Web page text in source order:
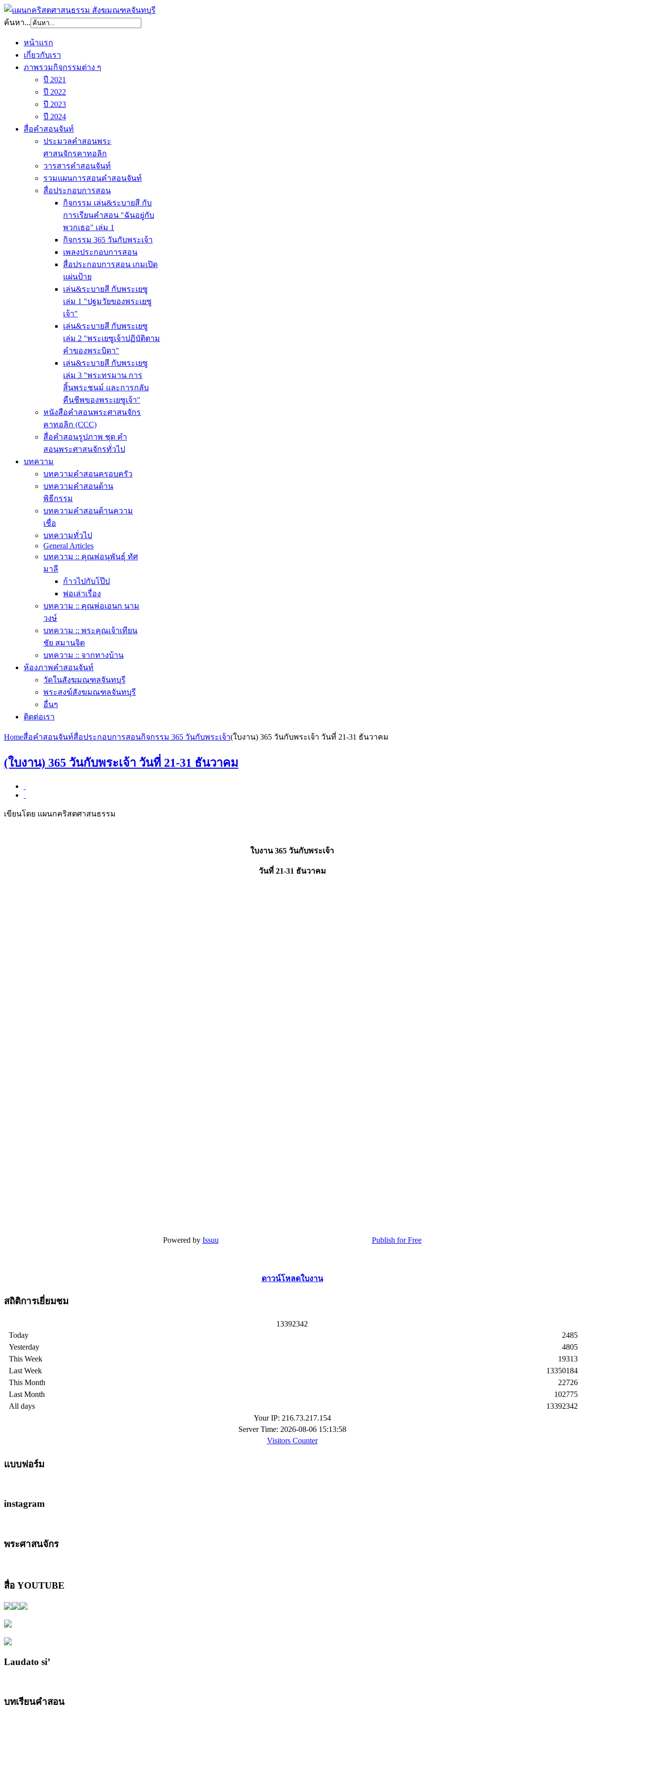
ค้นหา...
หน้าแรก
เกี่ยวกับเรา
ภาพรวมกิจกรรมต่าง ๆ
ปี 2021
ปี 2022
ปี 2023
ปี 2024
สื่อคำสอนจันท์
ประมวลคำสอนพระ
ศาสนจักรคาทอลิก
วารสารคำสอนจันท์
รวมแผนการสอนคำสอนจันท์
สื่อประกอบการสอน
กิจกรรม เล่น&ระบายสี กับ
การเรียนคำสอน "ฉันอยู่กับ
พวกเธอ" เล่ม 1
กิจกรรม 365 วันกับพระเจ้า
เพลงประกอบการสอน
สื่อประกอบการสอน เกมเปิด
แผ่นป้าย
เล่น&ระบายสี กับพระเยซู
เล่ม 1 "ปฐมวัยของพระเยซู
เจ้า"
เล่น&ระบายสี กับพระเยซู
เล่ม 2 "พระเยซูเจ้าปฏิบัติตาม
คำของพระบิดา"
เล่น&ระบายสี กับพระเยซู
เล่ม 3 "พระทรมาน การ
สิ้นพระชนม์ และการกลับ
คืนชีพของพระเยซูเจ้า"
หนังสือคำสอนพระศาสนจักร
คาทอลิก (CCC)
สื่อคำสอนรูปภาพ ชุด คำ
สอนพระศาสนจักรทั่วไป
บทความ
บทความคำสอนครอบครัว
บทความคำสอนด้าน
พิธีกรรม
บทความคำสอนด้านความ
เชื่อ
บทความทั่วไป
General Articles
บทความ :: คุณพ่อนุพันธุ์ ทัศ
มาลี
ก้าวไปกับโป๊ป
พ่อเล่าเรื่อง
บทความ :: คุณพ่อเอนก นาม
วงษ์
บทความ :: พระคุณเจ้าเทียน
ชัย สมานจิต
บทความ :: จากทางบ้าน
ห้องภาพคำสอนจันท์
วัดในสังฆมณฑลจันทบุรี
พระสงฆ์สังฆมณฑลจันทบุรี
อื่นๆ
ติดต่อเรา
Homeสื่อคำสอนจันท์สื่อประกอบการสอนกิจกรรม 365 วันกับพระเจ้า(ใบงาน) 365 วันกับพระเจ้า วันที่ 21-31 ธันวาคม
(ใบงาน) 365 วันกับพระเจ้า วันที่ 21-31 ธันวาคม
เขียนโดย แผนกคริสตศาสนธรรม
ใบงาน 365 วันกับพระเจ้า
วันที่ 21-31 ธันวาคม
Powered by Issuu Publish for Free
ดาวน์โหลดใบงาน
สถิติการเยี่ยมชม
13392342
Today
Yesterday
This Week
Last Week
This Month
Last Month
All days
2485
4805
19313
13350184
22726
102775
13392342
Your IP: 216.73.217.154
Server Time: 2026-08-06 15:13:58
Visitors Counter
แบบฟอร์ม
instagram
พระศาสนจักร
สื่อ YOUTUBE
Laudato si’
บทเรียนคำสอน